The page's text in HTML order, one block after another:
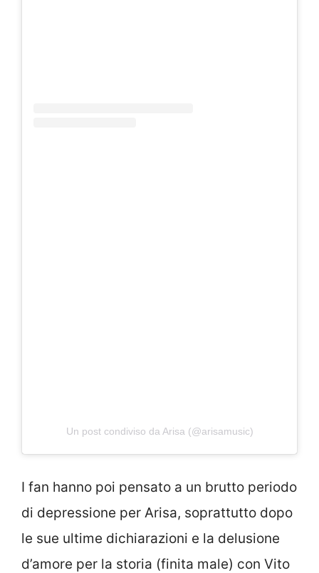
Un post condiviso da Arisa (@arisamusic)
I fan hanno poi pensato a un brutto periodo
di depressione per Arisa, soprattutto dopo
le sue ultime dichiarazioni e la delusione
d’amore per la storia (finita male) con Vito